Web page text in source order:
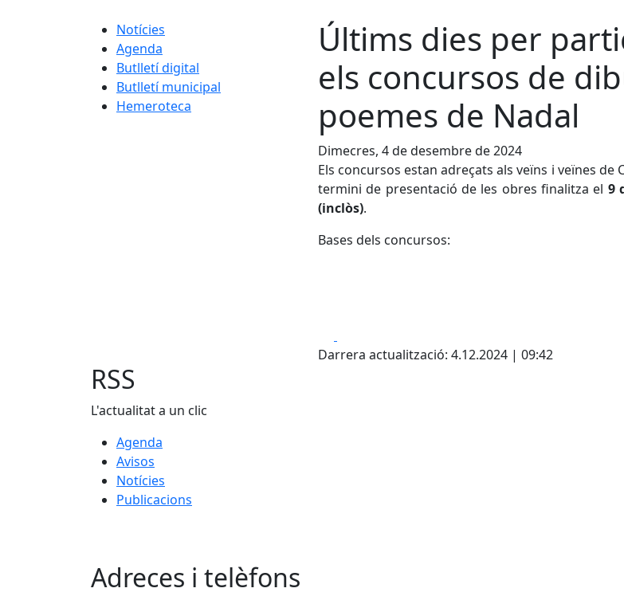
Notícies
Agenda
Butlletí digital
Butlletí municipal
Hemeroteca
Últims dies per
els concursos de
poemes de Nadal
Dimecres, 4 de desembre de 2024
Els concursos estan adreçats als veïns i veïnes de
termini de presentació de les obres finalitza el 9
(inclòs).
Bases dels concursos:
Darrera actualització: 4.12.2024 | 09:42
RSS
L'actualitat a un clic
Agenda
Avisos
Notícies
Publicacions
Adreces i telèfons